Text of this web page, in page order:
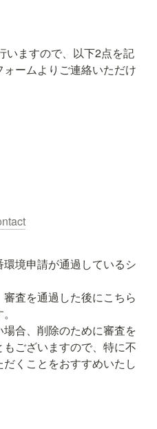
いますので、以下2点を記
ームよりご連絡いただけ
境申請が通過しているシ
査を通過した後にこちら
合、削除のために審査を
ございますので、特に不
くことをおすすめいたし